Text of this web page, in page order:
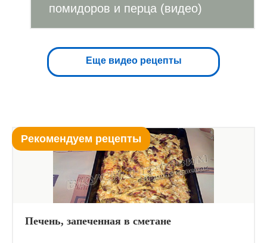
помидоров и перца (видео)
Еще видео рецепты
Рекомендуем рецепты
Печень, запеченная в сметане